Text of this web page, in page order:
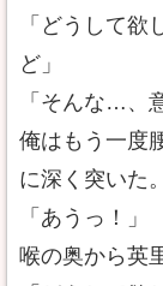
「どうして
ど」
「そんな…、
俺はもう一度
に深く突いた。
「あうっ！」
喉の奥から英